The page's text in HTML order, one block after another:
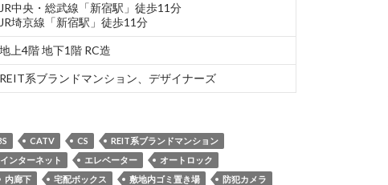
JR中央・総武線「新宿駅」徒歩11分
JR埼京線「新宿駅」徒歩11分
地上4階 地下1階 RC造
REIT系ブランドマンション、デザイナーズ
CATV CS
REIT系ブランドマンション
インターネット エレベーター
オートロック
内廊下 宅配ボックス 敷地内ゴミ置き場
防犯カメラ